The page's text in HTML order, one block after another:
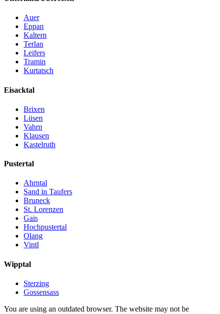
Auer
Eppan
Kaltern
Terlan
Leifers
Tramin
Kurtatsch
Eisacktal
Brixen
Lüsen
Vahrn
Klausen
Kastelruth
Pustertal
Ahrntal
Sand in Taufers
Bruneck
St. Lorenzen
Gais
Hochpustertal
Olang
Vintl
Wipptal
Sterzing
Gossensass
You are using an outdated browser. The website may not be